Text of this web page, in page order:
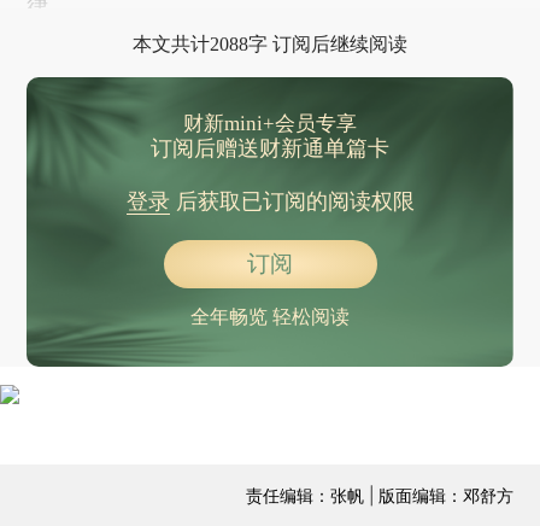
律。
本文共计2088字 订阅后继续阅读
财新mini+会员专享
订阅后赠送财新通单篇卡
登录后获取已订阅的阅读权限
订阅
全年畅览 轻松阅读
责任编辑：张帆 | 版面编辑：邓舒方